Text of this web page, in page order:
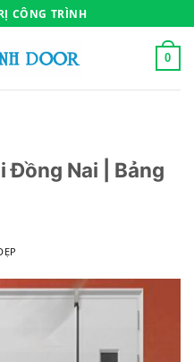
CÔNG TRÌNH
0
Đồng Nai | Bảng